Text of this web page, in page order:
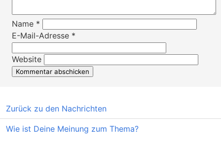
Name *
E-Mail-Adresse *
Website
Zurück zu den Nachrichten
Wie ist Deine Meinung zum Thema?